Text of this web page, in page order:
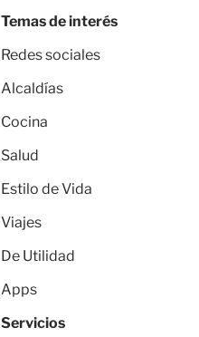
Temas de interés
Redes sociales
Alcaldías
Cocina
Salud
Estilo de Vida
Viajes
De Utilidad
Apps
Servicios